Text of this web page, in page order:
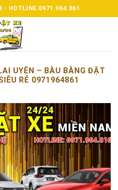
- HOTLINE 0971.964.861
UYÊN – BÀU BÀNG ĐẶT
RẺ 0971964861